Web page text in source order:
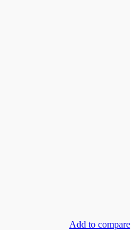
Add to compare